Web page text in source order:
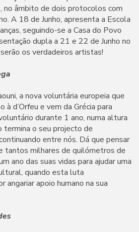
no âmbito de dois protocolos com
A 18 de Junho, apresenta a Escola
seguindo-se a Casa do Povo
dupla a 21 e 22 de Junho no
os verdadeiros artistas!
a nova voluntária europeia que
à d’Orfeu e vem da Grécia para
durante 1 ano, numa altura
o seu projecto de
entre nós. Dá que pensar
tantos milhares de quilómetros de
ano das suas vidas para ajudar uma
quando esta luta
angariar apoio humano na sua